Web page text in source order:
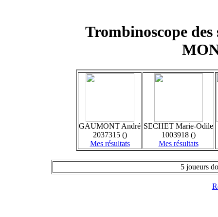
Trombinoscope
GAUMONT André
2037315 ()
Mes résultats
SECHET Marie-Odile
1003918 ()
Mes résultats
5 joueurs